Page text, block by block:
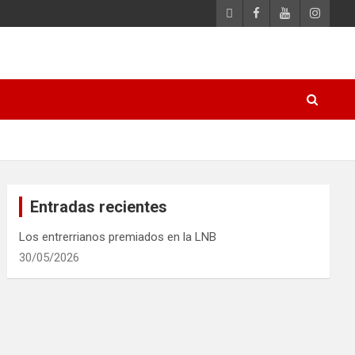
Entradas recientes
Los entrerrianos premiados en la LNB
30/05/2026